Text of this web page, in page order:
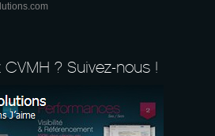
? Suivez-nous !